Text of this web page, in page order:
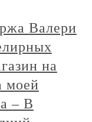
Валери
на
моей
– В